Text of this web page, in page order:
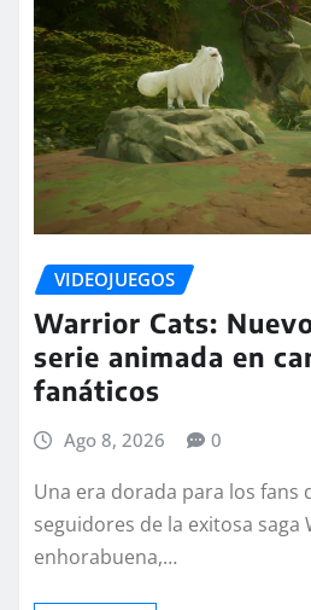
VIDEOJUEGOS
Warrior Cats:
serie animada en
fanáticos
Ago 8, 2026 0
Una era dorada para los fans
seguidores de la exitosa saga
enhorabuena,…